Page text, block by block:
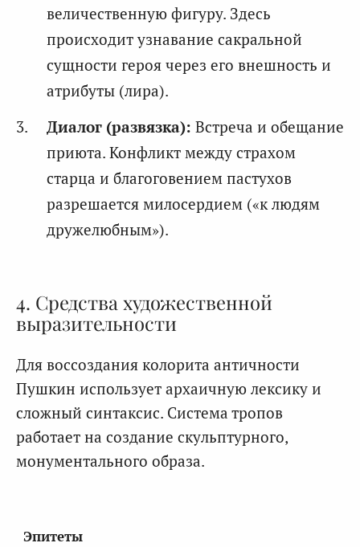
величественную фигуру. Здесь
происходит узнавание сакральной
сущности героя через его внешность и
атрибуты (лира).
Диалог (развязка): Встреча и обещание
приюта. Конфликт между страхом
старца и благоговением пастухов
разрешается милосердием («к людям
дружелюбным»).
4. Средства художественной
выразительности
Для воссоздания колорита античности
Пушкин использует архаичную лексику и
сложный синтаксис. Система тропов
работает на создание скульптурного,
монументального образа.
Эпитеты